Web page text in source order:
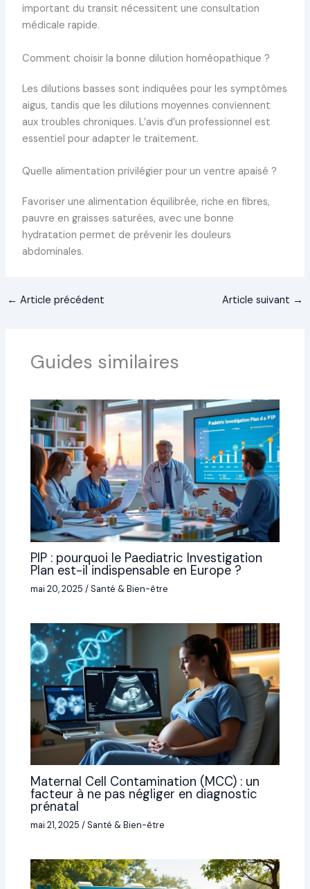
important du transit nécessitent une consultation
médicale rapide.
Comment choisir la bonne dilution homéopathique ?
Les dilutions basses sont indiquées pour les symptômes
aigus, tandis que les dilutions moyennes conviennent
aux troubles chroniques. L’avis d’un professionnel est
essentiel pour adapter le traitement.
Quelle alimentation privilégier pour un ventre apaisé ?
Favoriser une alimentation équilibrée, riche en fibres,
pauvre en graisses saturées, avec une bonne
hydratation permet de prévenir les douleurs
abdominales.
← Article précédent Article suivant →
Guides similaires
PIP : pourquoi le Paediatric Investigation
Plan est-il indispensable en Europe ?
mai 20, 2025/Santé & Bien-être
Maternal Cell Contamination (MCC) : un
facteur à ne pas négliger en diagnostic
prénatal
mai 21, 2025/Santé & Bien-être